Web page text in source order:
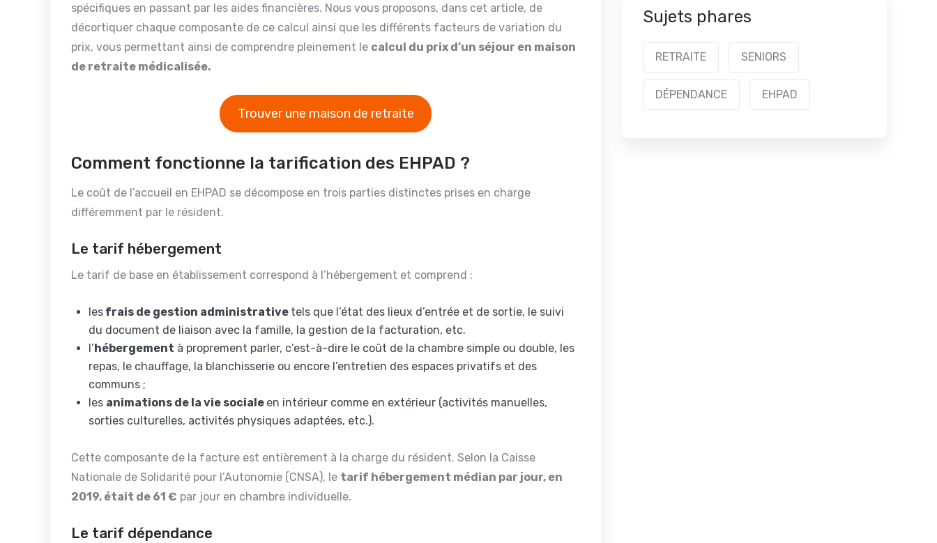
spécifiques en passant par les aides financières. Nous vous proposons, dans cet article, de
décortiquer chaque composante de ce calcul ainsi que les différents facteurs de variation du
prix, vous permettant ainsi de comprendre pleinement le calcul du prix d’un séjour en maison
de retraite médicalisée.
Trouver une maison de retraite
Comment fonctionne la tarification des EHPAD ?
Le coût de l’accueil en EHPAD se décompose en trois parties distinctes prises en charge
différemment par le résident.
Le tarif hébergement
Le tarif de base en établissement correspond à l’hébergement et comprend :
les frais de gestion administrative tels que l’état des lieux d’entrée et de sortie, le suivi
du document de liaison avec la famille, la gestion de la facturation, etc.
l’hébergement à proprement parler, c’est-à-dire le coût de la chambre simple ou double, les
repas, le chauffage, la blanchisserie ou encore l’entretien des espaces privatifs et des
communs ;
les animations de la vie sociale en intérieur comme en extérieur (activités manuelles,
sorties culturelles, activités physiques adaptées, etc.).
Cette composante de la facture est entièrement à la charge du résident. Selon la Caisse
Nationale de Solidarité pour l’Autonomie (CNSA), le tarif hébergement médian par jour, en
2019, était de 61 € par jour en chambre individuelle.
Le tarif dépendance
Sujets phares
RETRAITE SENIORS
DÉPENDANCE EHPAD